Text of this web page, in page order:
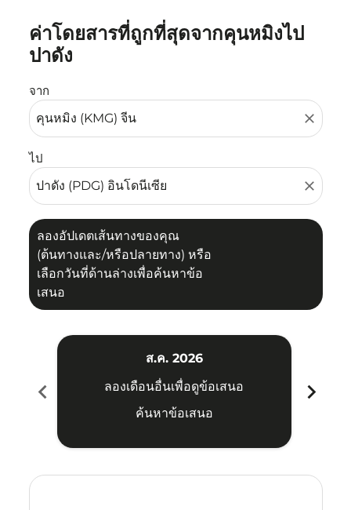
ค่าโดยสารที่ถูกที่สุดจากคุนหมิงไป
ปาดัง
จาก
close
ไป
close
ลองอัปเดตเส้นทางของคุณ
(ต้นทางและ/หรือปลายทาง) หรือ
เลือกวันที่ด้านล่างเพื่อค้นหาข้อ
เสนอ
ลองอัปเดตเส้นทางของคุณ (ต้นทางและ/หรือปลายทาง) หรื
chevron_left
ส.ค. 2026
ลองเดือนอื่นเพื่อดูข้อเสนอ
ค้นหาข้อเสนอ
chevron_right